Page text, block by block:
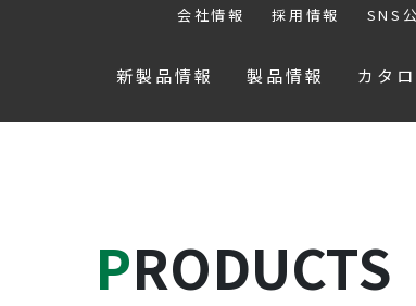
会社情報 採用情報 SNS
新製品情報 製品情報 カタ
PRODUCTS